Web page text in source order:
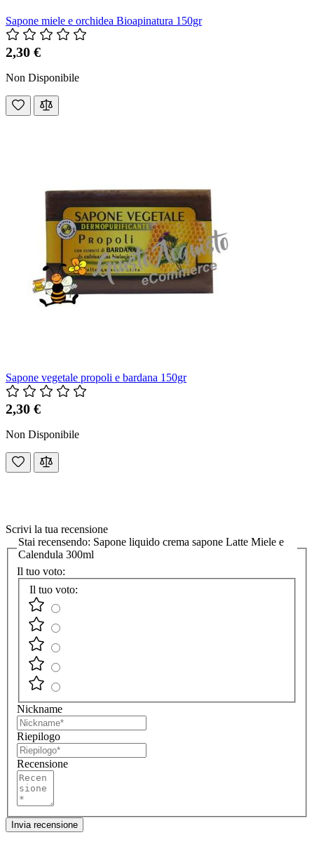
Sapone miele e orchidea Bioapinatura 150gr
2,30 €
Non Disponibile
Sapone vegetale propoli e bardana 150gr
2,30 €
Non Disponibile
Scrivi la tua recensione
Stai recensendo: Sapone liquido crema sapone Latte Miele e
Calendula 300ml
Il tuo voto:
Il tuo voto:
Nickname
Riepilogo
Recensione
Invia recensione